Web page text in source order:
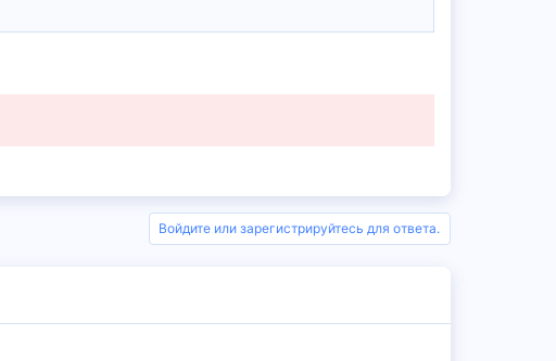
Войдите или зарегистрируйтесь для ответа.